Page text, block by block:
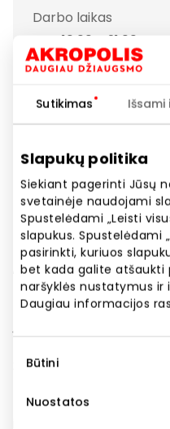
Sutikimas
Slapukų politika
Siekiant pagerinti Jūsų
svetainėje naudojami
Spustelėdami „Leisti
slapukus. Spustelėdami
pasirinkti, kuriuos
bet kada galite atšaukti
naršyklės nustatymus ir
Daugiau informacijos
pasirinkimas
Būtini
Nuostatos
Darbo laikas
I-VII 10:00 – 21:00
1817; 1816
https://www.telia.lt
Rodyti
„Telia“ – tai naujos
bendrovė. Viename
mobilųjį ryšį, išmaniąją
lyderystę bei turinį su
žmonėms ir siūlome
kuria daugiau gyvenimo